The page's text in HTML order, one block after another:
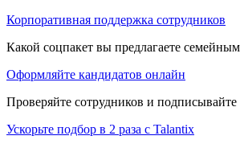
Корпоративная поддержка сотрудников
Какой соцпакет вы предлагаете
Оформляйте кандидатов онлайн
Проверяйте сотрудников и
Ускорьте подбор в 2 раза с Talantix